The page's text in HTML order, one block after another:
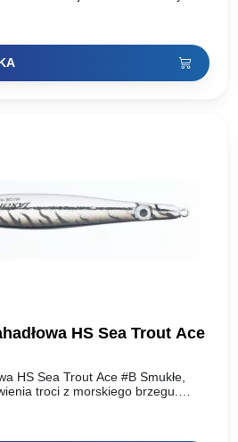
HS Sea Trout Ace
HS Sea Trout Ace #B Smukłe,
troci z morskiego brzegu.